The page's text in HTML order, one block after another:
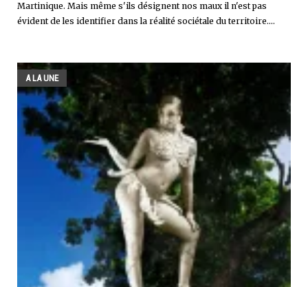
Martinique. Mais même s'ils désignent nos maux il n'est pas
évident de les identifier dans la réalité sociétale du territoire....
A LA UNE